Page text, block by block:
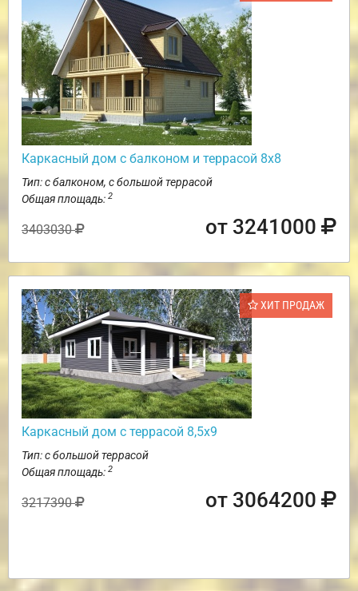
Каркасный дом с балконом и террасой 8х8
Тип: с балконом, с большой террасой
Общая площадь: 2
3403030 от 3241000
ХИТ ПРОДАЖ
Каркасный дом с террасой 8,5х9
Тип: с большой террасой
Общая площадь: 2
3217390 от 3064200